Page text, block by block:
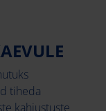
tiheda
kahjustuste